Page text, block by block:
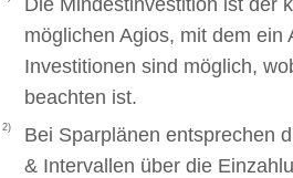
Die Mindestinvestition ist der
möglichen Agios, mit dem
Investitionen sind möglich,
beachten ist.
2)
Bei Sparplänen entsprechen
& Intervallen über die